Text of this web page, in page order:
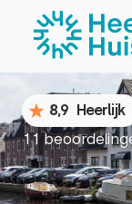
8,9 Heerlijk
11